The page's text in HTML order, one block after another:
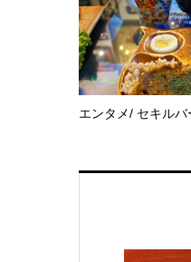
エンタメ/ セキル